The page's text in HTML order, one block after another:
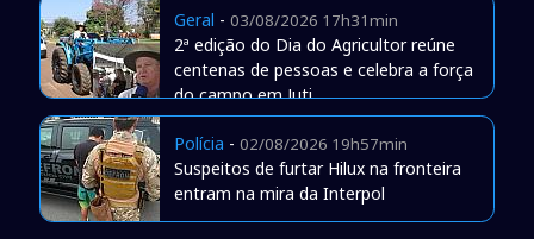
Geral - 03/08/2026 17h31min
2ª edição do Dia do Agricultor reúne
centenas de pessoas e celebra a força
do campo em Juti
Polícia - 02/08/2026 19h57min
Suspeitos de furtar Hilux na fronteira
entram na mira da Interpol